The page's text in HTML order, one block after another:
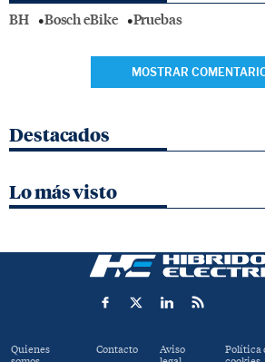
BH Bosch eBike Pruebas
MOSTRAR
Destacados
Lo más visto
Quienes Contacto Aviso Política